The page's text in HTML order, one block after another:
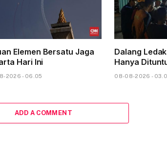
Elemen Bersatu Jaga
Hari Ini
2026 - 06.05
Dalang
Hanya
08-08-2026 -
ADD A COMMENT